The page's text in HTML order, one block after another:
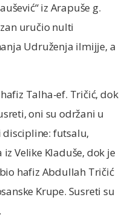
iz Arapuše g.
uručio nulti
Udruženja ilmijje, a
Talha-ef. Tričić, dok
oni su održani u
futsalu,
Velike Kladuše, dok je
hafiz Abdullah Tričić
Krupe. Susreti su